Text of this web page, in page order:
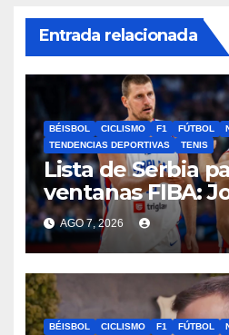
Entrada relacionada
BÉISBOL CICLISMO F1 FÚTBOL
TENDENCIAS DEPORTIVAS
TENIS
Lista de Serbia
ventanas FIBA:
convocado
AGO 7, 2026
BÉISBOL CICLISMO F1 FÚTBOL